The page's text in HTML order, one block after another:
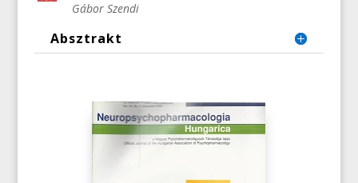
Gábor Szendi
Absztrakt